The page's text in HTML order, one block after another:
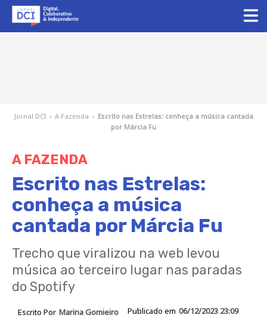
Jornal DCI › A Fazenda › Escrito nas Estrelas: conheça a música cantada
por Márcia Fu
A FAZENDA
Escrito nas Estrelas:
conheça a música
cantada por Márcia Fu
Trecho que viralizou na web levou
música ao terceiro lugar nas paradas
do Spotify
Escrito Por Marina Gomieiro Publicado em 06/12/2023 23:09